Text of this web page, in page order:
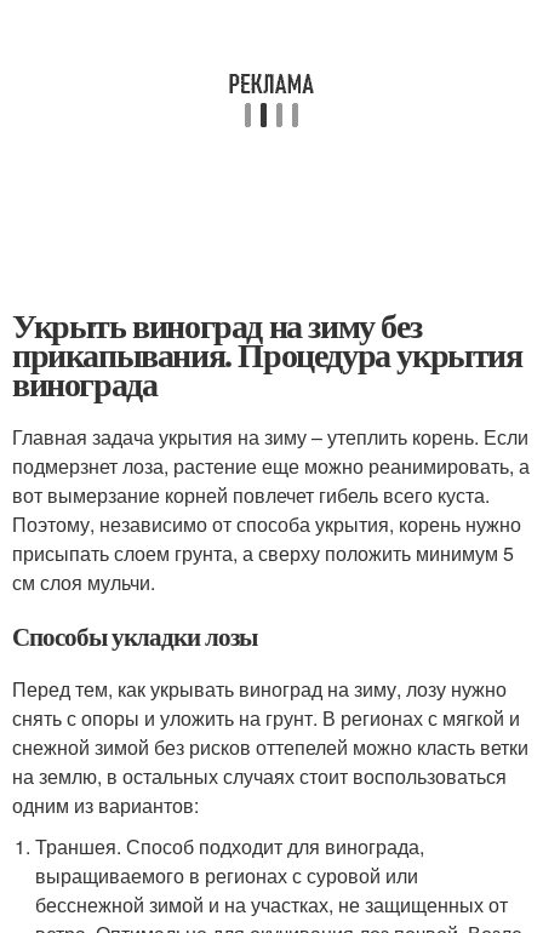
Укрыть виноград на зиму без
прикапывания. Процедура укрытия
винограда
Главная задача укрытия на зиму – утеплить корень. Если
подмерзнет лоза, растение еще можно реанимировать, а
вот вымерзание корней повлечет гибель всего куста.
Поэтому, независимо от способа укрытия, корень нужно
присыпать слоем грунта, а сверху положить минимум 5
см слоя мульчи.
Способы укладки лозы
Перед тем, как укрывать виноград на зиму, лозу нужно
снять с опоры и уложить на грунт. В регионах с мягкой и
снежной зимой без рисков оттепелей можно класть ветки
на землю, в остальных случаях стоит воспользоваться
одним из вариантов:
Траншея. Способ подходит для винограда,
выращиваемого в регионах с суровой или
бесснежной зимой и на участках, не защищенных от